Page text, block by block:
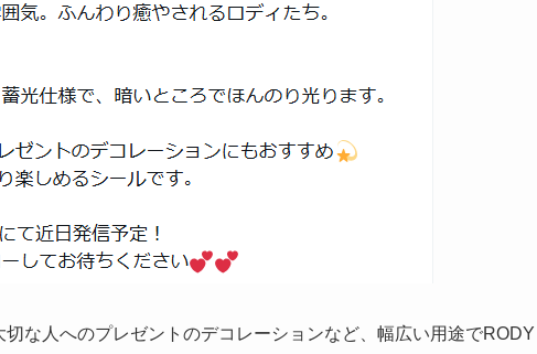
な人へのプレゼントのデコレーションなど、幅広い用途でRODY